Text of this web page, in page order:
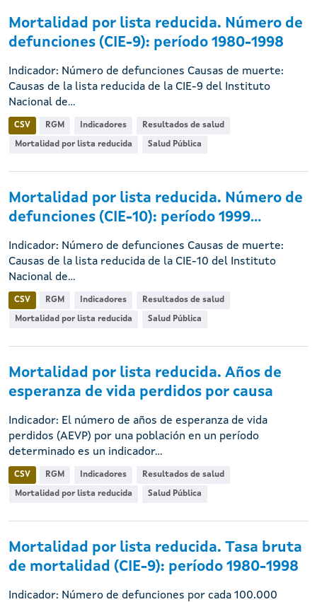
Mortalidad por lista reducida. Número de
defunciones (CIE-9): período 1980-1998
Indicador: Número de defunciones Causas de muerte:
Causas de la lista reducida de la CIE-9 del Instituto
Nacional de...
CSV RGM Indicadores Resultados de salud
Mortalidad por lista reducida Salud Pública
Mortalidad por lista reducida. Número de
defunciones (CIE-10): período 1999...
Indicador: Número de defunciones Causas de muerte:
Causas de la lista reducida de la CIE-10 del Instituto
Nacional de...
CSV RGM Indicadores Resultados de salud
Mortalidad por lista reducida Salud Pública
Mortalidad por lista reducida. Años de
esperanza de vida perdidos por causa
Indicador: El número de años de esperanza de vida
perdidos (AEVP) por una población en un período
determinado es un indicador...
CSV RGM Indicadores Resultados de salud
Mortalidad por lista reducida Salud Pública
Mortalidad por lista reducida. Tasa bruta
de mortalidad (CIE-9): período 1980-1998
Indicador: Número de defunciones por cada 100.000